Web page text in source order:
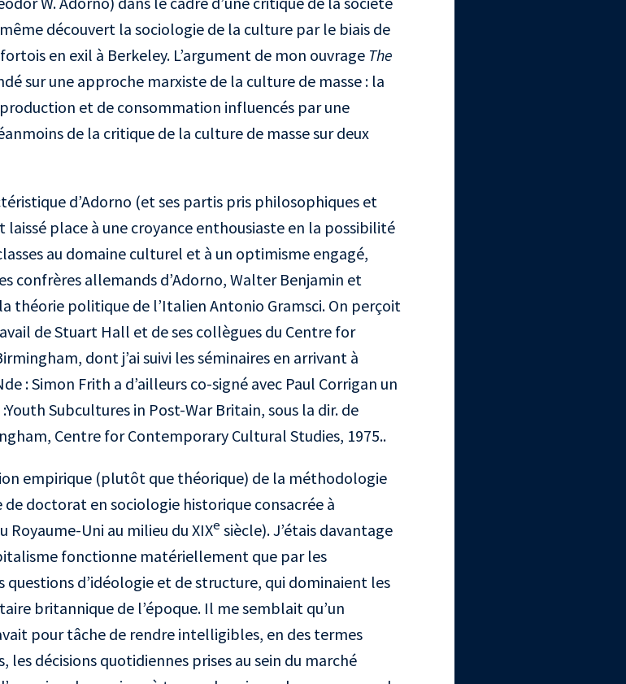
même découvert la sociologie de la culture par le biais de
en exil à Berkeley. L’argument de mon ouvrage The
sur une approche marxiste de la culture de masse : la
et de consommation influencés par une
de la critique de la culture de masse sur deux
d’Adorno (et ses partis pris philosophiques et
laissé place à une croyance enthousiaste en la possibilité
au domaine culturel et à un optimisme engagé,
confrères allemands d’Adorno, Walter Benjamin et
théorie politique de l’Italien Antonio Gramsci. On perçoit
de Stuart Hall et de ses collègues du Centre for
dont j’ai suivi les séminaires en arrivant à
: Simon Frith a d’ailleurs co-signé avec Paul Corrigan un
Subcultures in Post-War Britain, sous la dir. de
Centre for Contemporary Cultural Studies, 1975..
empirique (plutôt que théorique) de la méthodologie
doctorat en sociologie historique consacrée à
Royaume-Uni au milieu du XIXe siècle). J’étais davantage
fonctionne matériellement que par les
d’idéologie et de structure, qui dominaient les
britannique de l’époque. Il me semblait qu’un
pour tâche de rendre intelligibles, en des termes
décisions quotidiennes prises au sein du marché